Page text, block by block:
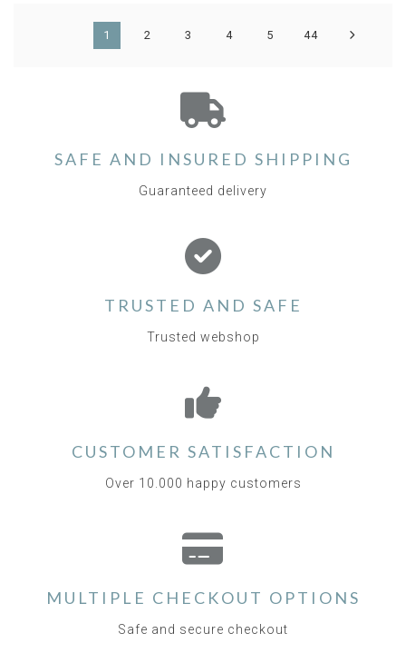
1 2 3 4 5 44
SAFE AND INSURED SHIPPING
Guaranteed delivery
TRUSTED AND SAFE
Trusted webshop
CUSTOMER SATISFACTION
Over 10.000 happy customers
MULTIPLE CHECKOUT OPTIONS
Safe and secure checkout